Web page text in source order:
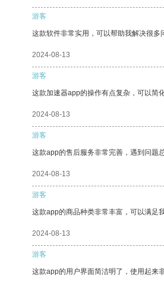
游客
这款软件非常实用，可以帮助我解决很多
2024-08-13
游客
这款加速器app的操作有点复杂，可以简
2024-08-13
游客
这款app的售后服务非常完善，遇到问题
2024-08-13
游客
这款app的商品种类非常丰富，可以满足
2024-08-13
游客
这款app的用户界面简洁明了，使用起来